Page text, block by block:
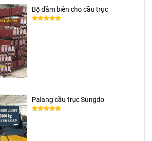
Bộ dầm biên cho cầu trục
Palang cầu trục Sungdo